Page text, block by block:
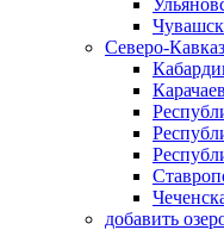
Северо-
добавить